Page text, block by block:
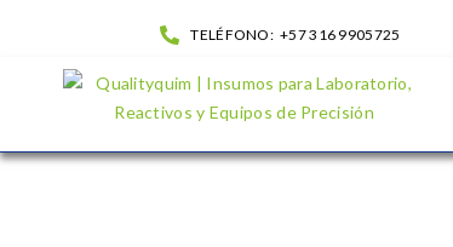
TELÉFONO: +57 316 9905725